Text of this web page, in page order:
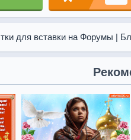
для вставки на Форумы |